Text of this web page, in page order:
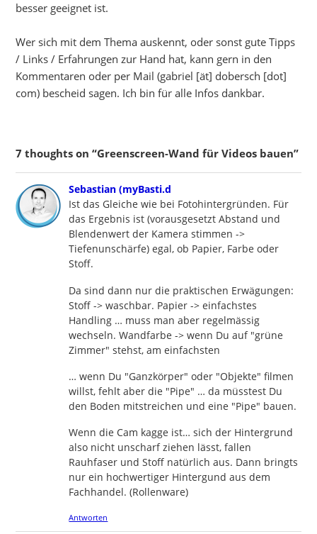
besser geeignet ist.
Wer sich mit dem Thema auskennt, oder sonst gute Tipps
/ Links / Erfahrungen zur Hand hat, kann gern in den
Kommentaren oder per Mail (gabriel [ät] dobersch [dot]
com) bescheid sagen. Ich bin für alle Infos dankbar.
7 thoughts on “Greenscreen-Wand für Videos bauen”
Sebastian (myBasti.d
Ist das Gleiche wie bei Fotohintergründen. Für
das Ergebnis ist (vorausgesetzt Abstand und
Blendenwert der Kamera stimmen ->
Tiefenunschärfe) egal, ob Papier, Farbe oder
Stoff.
Da sind dann nur die praktischen Erwägungen:
Stoff -> waschbar. Papier -> einfachstes
Handling … muss man aber regelmässig
wechseln. Wandfarbe -> wenn Du auf "grüne
Zimmer" stehst, am einfachsten
… wenn Du "Ganzkörper" oder "Objekte" filmen
willst, fehlt aber die "Pipe" … da müsstest Du
den Boden mitstreichen und eine "Pipe" bauen.
Wenn die Cam kagge ist… sich der Hintergrund
also nicht unscharf ziehen lässt, fallen
Rauhfaser und Stoff natürlich aus. Dann bringts
nur ein hochwertiger Hintergund aus dem
Fachhandel. (Rollenware)
Antworten